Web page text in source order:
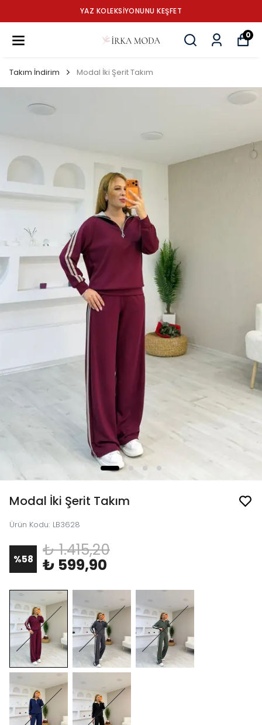
YAZ KOLEKSİYONUNU KEŞFET
0
Takım İndirim Modal İki Şerit Takım
Modal İki Şerit Takım
Ürün Kodu: LB3628
%58 ₺ 1.415,20
₺ 599,90